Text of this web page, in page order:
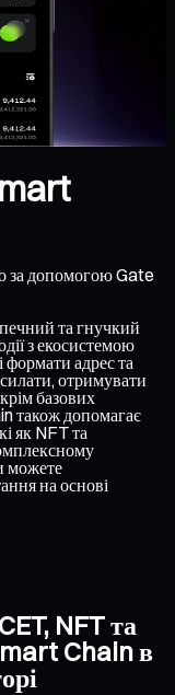
за допомогою Gate
та гнучкий
з екосистемою
адрес та
отримувати
базових
також допомагає
як NFT та
можете
на основі
NFT та
Chain в